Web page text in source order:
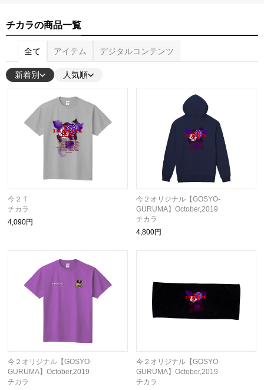
チカラの商品一覧
全て アイテム デジタルコンテンツ
新着別 人気順
今２Ｔ
チカラ
4,090円
今２オリジナル【GOSYO-
GURUMA】October,2019
チカラ
4,800円
今２オリジナル【GOSYO-
GURUMA】October,2019
チカラ
今２オリジナル【GOSYO-
GURUMA】October,2019
チカラ